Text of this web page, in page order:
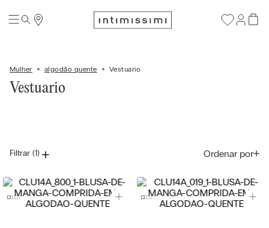
Mulher algodão quente Vestuario
Vestuario
Filtrar (1) Ordenar por